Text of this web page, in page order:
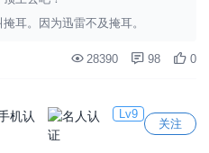
耳。因为迅雷不及掩耳。
28390 98 0
Lv9
关注